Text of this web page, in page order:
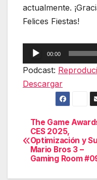
actualmente.
Felices Fiestas!
Reproductor
de
00:00
Podcast:
Descargar
de
entradas
The Game
CES 2025,
Optimización y
Mario Bros 3 –
Gaming Room